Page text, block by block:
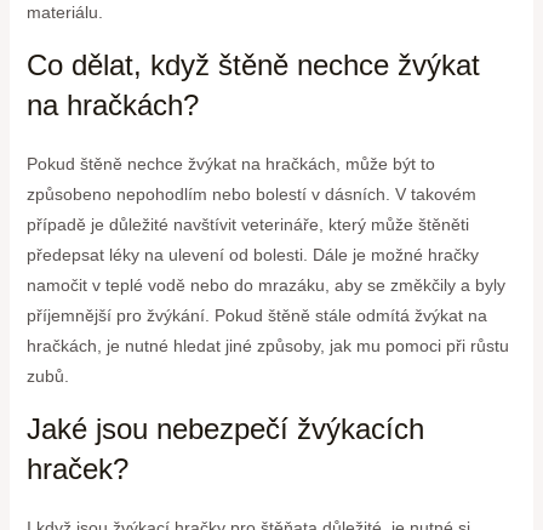
materiálu.
Co dělat, když štěně nechce žvýkat
na hračkách?
Pokud štěně nechce žvýkat na hračkách, může být to
způsobeno nepohodlím nebo bolestí v dásních. V takovém
případě je důležité navštívit veterináře, který může štěněti
předepsat léky na ulevení od bolesti. Dále je možné hračky
namočit v teplé vodě nebo do mrazáku, aby se změkčily a byly
příjemnější pro žvýkání. Pokud štěně stále odmítá žvýkat na
hračkách, je nutné hledat jiné způsoby, jak mu pomoci při růstu
zubů.
Jaké jsou nebezpečí žvýkacích
hraček?